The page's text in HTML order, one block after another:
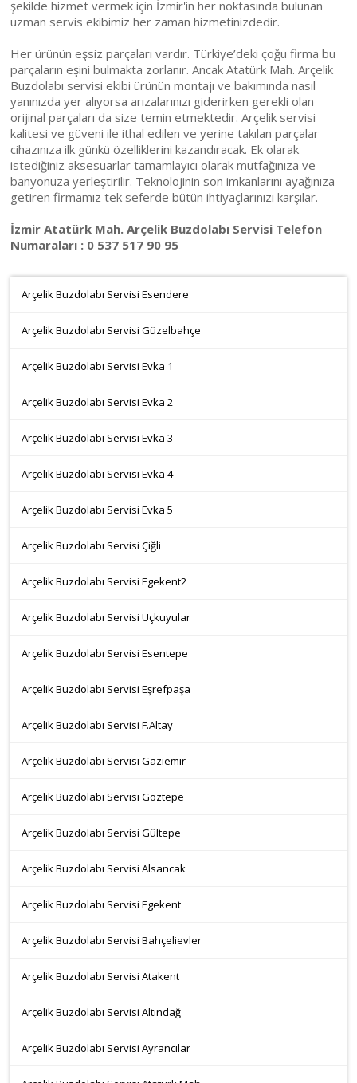
şekilde hizmet vermek için İzmir'in her noktasında bulunan
uzman servis ekibimiz her zaman hizmetinizdedir.
Her ürünün eşsiz parçaları vardır. Türkiye’deki çoğu firma bu
parçaların eşini bulmakta zorlanır. Ancak Atatürk Mah. Arçelik
Buzdolabı servisi ekibi ürünün montajı ve bakımında nasıl
yanınızda yer alıyorsa arızalarınızı giderirken gerekli olan
orijinal parçaları da size temin etmektedir. Arçelik servisi
kalitesi ve güveni ile ithal edilen ve yerine takılan parçalar
cihazınıza ilk günkü özelliklerini kazandıracak. Ek olarak
istediğiniz aksesuarlar tamamlayıcı olarak mutfağınıza ve
banyonuza yerleştirilir. Teknolojinin son imkanlarını ayağınıza
getiren firmamız tek seferde bütün ihtiyaçlarınızı karşılar.
İzmir Atatürk Mah. Arçelik Buzdolabı Servisi Telefon
Numaraları : 0 537 517 90 95
Arçelik Buzdolabı Servisi Esendere
Arçelik Buzdolabı Servisi Güzelbahçe
Arçelik Buzdolabı Servisi Evka 1
Arçelik Buzdolabı Servisi Evka 2
Arçelik Buzdolabı Servisi Evka 3
Arçelik Buzdolabı Servisi Evka 4
Arçelik Buzdolabı Servisi Evka 5
Arçelik Buzdolabı Servisi Çiğli
Arçelik Buzdolabı Servisi Egekent2
Arçelik Buzdolabı Servisi Üçkuyular
Arçelik Buzdolabı Servisi Esentepe
Arçelik Buzdolabı Servisi Eşrefpaşa
Arçelik Buzdolabı Servisi F.Altay
Arçelik Buzdolabı Servisi Gaziemir
Arçelik Buzdolabı Servisi Göztepe
Arçelik Buzdolabı Servisi Gültepe
Arçelik Buzdolabı Servisi Alsancak
Arçelik Buzdolabı Servisi Egekent
Arçelik Buzdolabı Servisi Bahçelievler
Arçelik Buzdolabı Servisi Atakent
Arçelik Buzdolabı Servisi Altındağ
Arçelik Buzdolabı Servisi Ayrancılar